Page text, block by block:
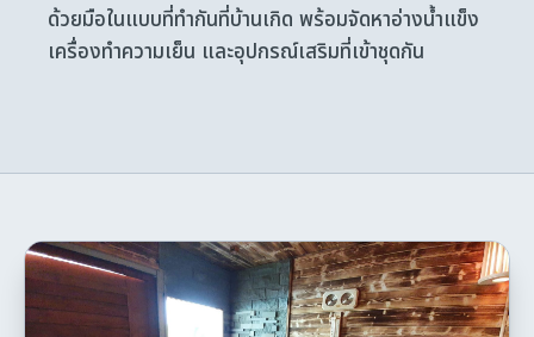
ด้วยมือในแบบที่ทำกันที่บ้านเกิด พร้อมจัดหาอ่างน้ำแข็ง
เครื่องทำความเย็น และอุปกรณ์เสริมที่เข้าชุดกัน